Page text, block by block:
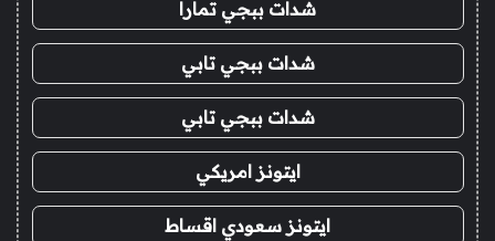
شدات ببجي تمارا
شدات ببجي تابي
شدات ببجي تابي
ايتونز امريكي
ايتونز سعودي اقساط